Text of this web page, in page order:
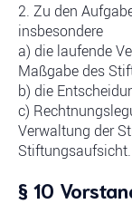
2. Zu den
insbesondere
a) die laufende
Maßgabe des
b) die
c)
Verwaltung der
Stiftungsaufsicht.
§ 10